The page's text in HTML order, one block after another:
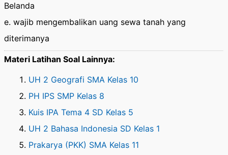
Belanda
e. wajib mengembalikan uang sewa tanah yang
diterimanya
Materi Latihan Soal Lainnya:
UH 2 Geografi SMA Kelas 10
PH IPS SMP Kelas 8
Kuis IPA Tema 4 SD Kelas 5
UH 2 Bahasa Indonesia SD Kelas 1
Prakarya (PKK) SMA Kelas 11